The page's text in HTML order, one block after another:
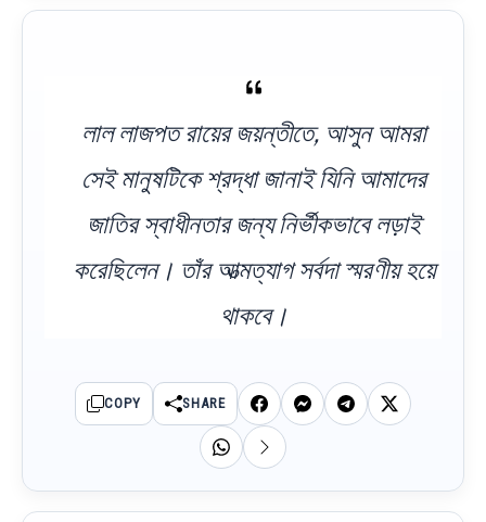
লাল লাজপত রায়ের জয়ন্তীতে, আসুন আমরা
সেই মানুষটিকে শ্রদ্ধা জানাই যিনি আমাদের
জাতির স্বাধীনতার জন্য নির্ভীকভাবে লড়াই
করেছিলেন। তাঁর আত্মত্যাগ সর্বদা স্মরণীয় হয়ে
থাকবে।
COPY SHARE